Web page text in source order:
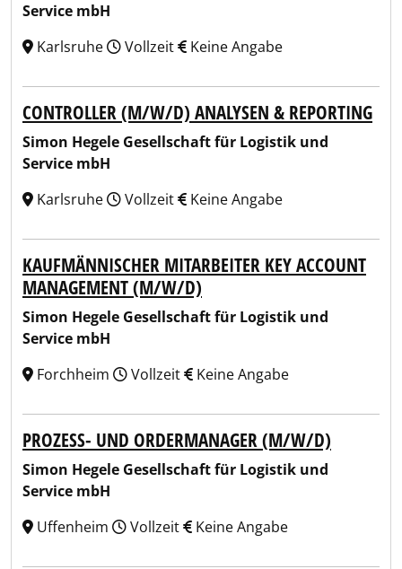
Service mbH
Karlsruhe
Vollzeit Keine Angabe
CONTROLLER (M/W/D) ANALYSEN & REPORTING
Simon Hegele Gesellschaft für Logistik und
Service mbH
Karlsruhe
Vollzeit Keine Angabe
KAUFMÄNNISCHER MITARBEITER KEY ACCOUNT
MANAGEMENT (M/W/D)
Simon Hegele Gesellschaft für Logistik und
Service mbH
Forchheim
Vollzeit Keine Angabe
PROZESS- UND ORDERMANAGER (M/W/D)
Simon Hegele Gesellschaft für Logistik und
Service mbH
Uffenheim
Vollzeit Keine Angabe